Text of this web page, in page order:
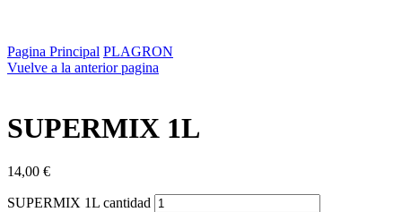
Pagina Principal PLAGRON
Vuelve a la anterior pagina
SUPERMIX 1L
14,00 €
SUPERMIX 1L cantidad